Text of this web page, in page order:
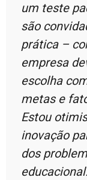
um teste
são
prática –
empresa
escolha
metas e
Estou
inovação
dos